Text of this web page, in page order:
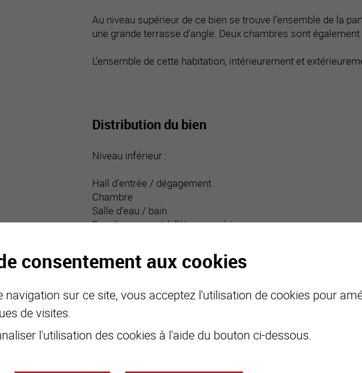
Au niveau supérieur de ce bien se trouve l’ensemble de la
une grande terrasse d’angle. Deux chambres sont
L’ensemble de cette habitation, intérieurement et
Distribution du bien
Niveau inférieur :
Hall d’entrée / dégagement
Chambre
Salle d’eau / bain
Escalier menant à l’étage supérieur
Locaux techniques
Niveau principal :
Cuisine ouverte
consentement aux cookies
navigation sur ce site, vous acceptez l'utilisation de cookies pour
de visites.
l'utilisation des cookies à l'aide du bouton ci-dessous.